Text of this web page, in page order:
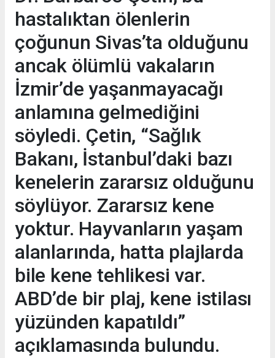
hastalıktan ölenlerin
çoğunun Sivas’ta olduğunu
ancak ölümlü vakaların
İzmir’de yaşanmayacağı
anlamına gelmediğini
söyledi. Çetin, “Sağlık
Bakanı, İstanbul’daki bazı
kenelerin zararsız olduğunu
söylüyor. Zararsız kene
yoktur. Hayvanların yaşam
alanlarında, hatta plajlarda
bile kene tehlikesi var.
ABD’de bir plaj, kene istilası
yüzünden kapatıldı”
açıklamasında bulundu.